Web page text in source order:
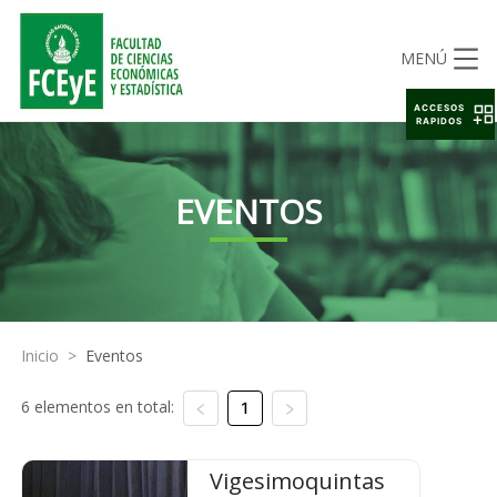
MENÚ
EVENTOS
Inicio > Eventos
6 elementos en total: 1
Vigesimoquintas
ACCESOS
RAPIDOS